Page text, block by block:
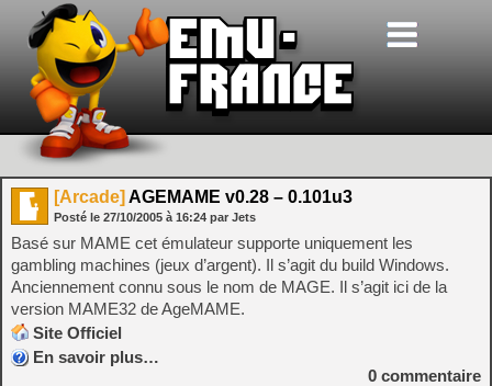
[Arcade] AGEMAME v0.28 – 0.101u3
Posté le 27/10/2005 à 16:24 par Jets
Basé sur MAME cet émulateur supporte uniquement les
gambling machines (jeux d’argent). Il s’agit du build Windows.
Anciennement connu sous le nom de MAGE. Il s’agit ici de la
version MAME32 de AgeMAME.
Site Officiel
En savoir plus…
0 commentaire